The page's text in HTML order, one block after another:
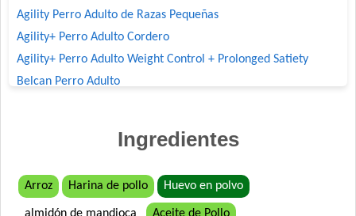
Agility Perro Adulto de Razas Pequeñas
Agility+ Perro Adulto Cordero
Agility+ Perro Adulto Weight Control + Prolonged Satiety
Belcan Perro Adulto
Biocare Perro Adulto Cordero
Biomax Perro Adulto
Ingredientes
Arroz Harina de pollo Huevo en polvo